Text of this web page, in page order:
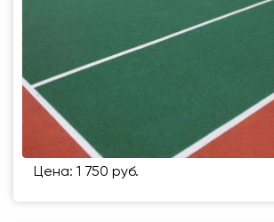
Цена: 1 750 руб.